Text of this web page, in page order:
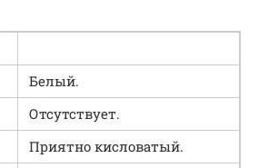
Белый.
Отсутствует.
Приятно кисловатый.